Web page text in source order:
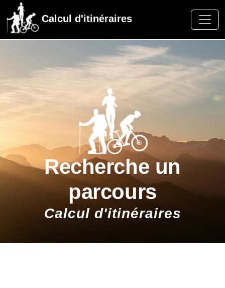
Calcul d'itinéraires
Recherche un
parcours
Calcul d'itinéraires